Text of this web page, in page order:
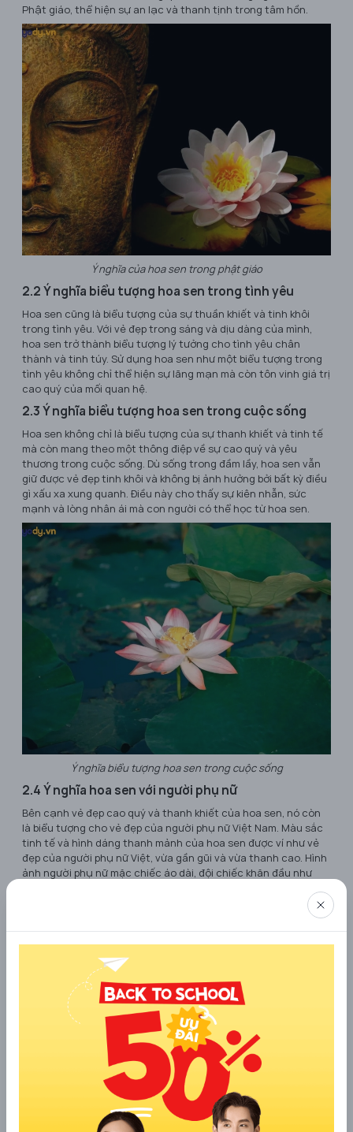
Phật giáo, thể hiện sự an lạc và thanh tịnh trong tâm hồn.
Ý nghĩa của hoa sen trong phật giáo
2.2 Ý nghĩa biểu tượng hoa sen trong tình yêu
Hoa sen cũng là biểu tượng của sự thuần khiết và tinh khôi
trong tình yêu. Với vẻ đẹp trong sáng và dịu dàng của mình,
hoa sen trở thành biểu tượng lý tưởng cho tình yêu chân
thành và tinh túy. Sử dụng hoa sen như một biểu tượng trong
tình yêu không chỉ thể hiện sự lãng mạn mà còn tôn vinh giá trị
cao quý của mối quan hệ.
2.3 Ý nghĩa biểu tượng hoa sen trong cuộc sống
Hoa sen không chỉ là biểu tượng của sự thanh khiết và tinh tế
mà còn mang theo một thông điệp về sự cao quý và yêu
thương trong cuộc sống. Dù sống trong đầm lầy, hoa sen vẫn
giữ được vẻ đẹp tinh khôi và không bị ảnh hưởng bởi bất kỳ điều
gì xấu xa xung quanh. Điều này cho thấy sự kiên nhẫn, sức
mạnh và lòng nhân ái mà con người có thể học từ hoa sen.
Ý nghĩa biểu tượng hoa sen trong cuộc sống
2.4 Ý nghĩa hoa sen với người phụ nữ
Bên cạnh vẻ đẹp cao quý và thanh khiết của hoa sen, nó còn
là biểu tượng cho vẻ đẹp của người phụ nữ Việt Nam. Màu sắc
tinh tế và hình dáng thanh mảnh của hoa sen được ví như vẻ
đẹp của người phụ nữ Việt, vừa gần gũi và vừa thanh cao. Hình
ảnh người phụ nữ mặc chiếc áo dài, đội chiếc khăn đầu như
Hoa sen có những màu sắc đa dạng nhưng mỗi màu lại mang
theo một ý nghĩa sâu sắc riêng. Màu trắng của hoa sen tượng
trưng cho sự thanh thoát và bình yên, trong khi màu hồng thể
hiện sự tươi vui và sức sống. Mỗi màu sắc của hoa sen đều là
một biểu hiện của vẻ đẹp và ý nghĩa độc đáo.